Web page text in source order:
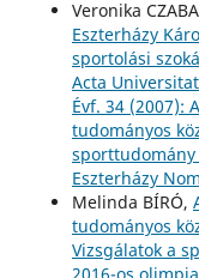
Veronika
Eszterházy
sportolási
Acta
Évf. 34 (2007):
tudományos
sporttudomány
Eszterházy
Melinda BÍRÓ,
tudományos
Vizsgálatok a